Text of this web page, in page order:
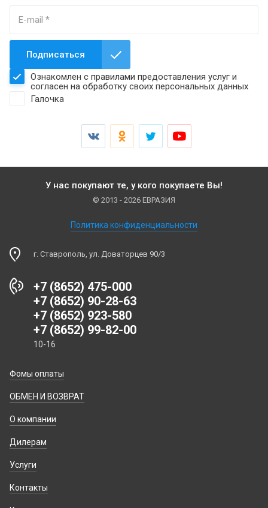
Ознакомлен с правилами предоставления услуг и
согласен на обработку своих персональных данных
Галочка
Подписаться
У нас покупают те, у кого покупаете Вы!
© 2013 - 2026 ЕВРАЗИЯ
Политика конфиденциальности
г. Ставрополь, ул. Доваторцев 90/3
+7 (8652) 475-000
+7 (8652) 90-28-63
+7 (8652) 923-580
+7 (8652) 99-82-00
10-16
Фомы оплаты
ОБМЕН И ВОЗВРАТ
О компании
Дилерам
Услуги
Контакты